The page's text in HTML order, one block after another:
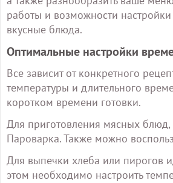
работы и возможности
вкусные блюда.
Оптимальные настройки
Все зависит от конкретного
температуры и длительного
коротком времени готовки.
Для приготовления мясных
Пароварка. Также можно
Для выпечки хлеба или пирогов
этом необходимо настроить